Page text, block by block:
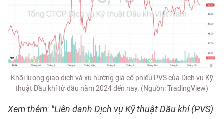
Khối lượng giao dịch và xu hướng giá cổ phiếu PVS của Dịch vụ Kỹ
thuật Dầu khí từ đầu năm 2024 đến nay. (Nguồn: TradingView)
Xem thêm: "Liên danh Dịch vụ Kỹ thuật Dầu khí (PVS)